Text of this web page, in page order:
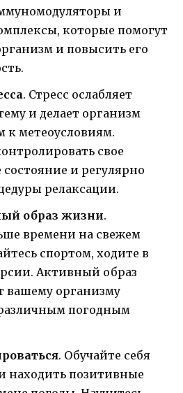
и
которые помогут
и повысить его
. Стресс ослабляет
и делает организм
к метеоусловиям.
свое
и регулярно
релаксации.
образ жизни.
времени на свежем
спортом, ходите в
Активный образ
вашему организму
погодным
. Обучайте себя
находить позитивные